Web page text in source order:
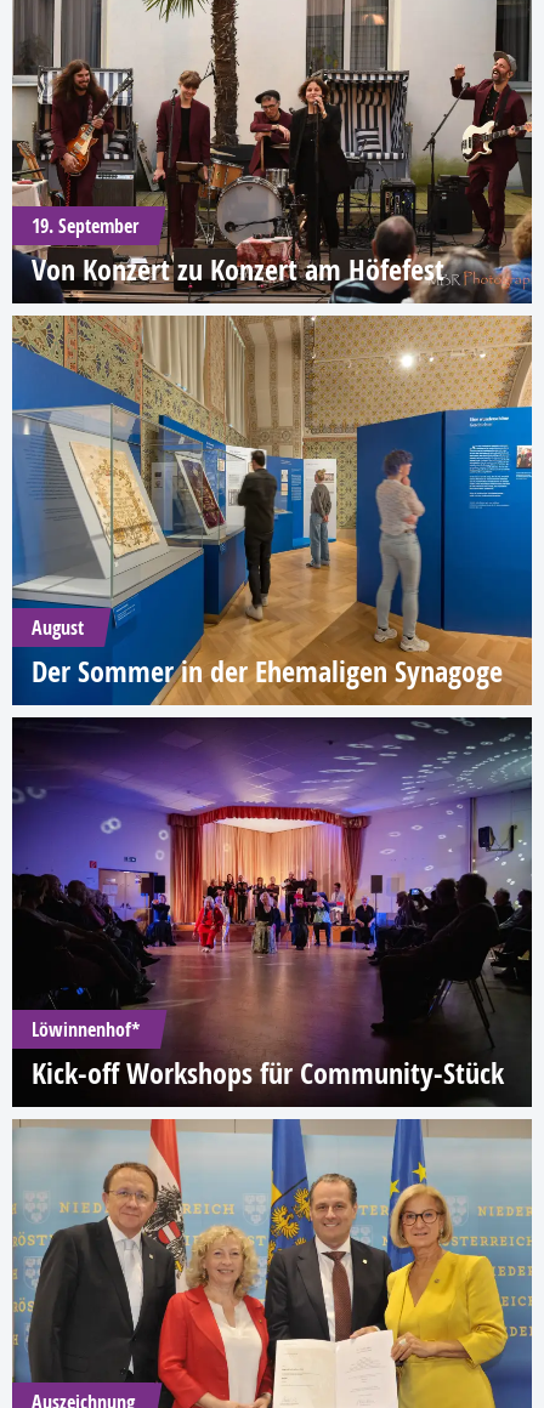
19. September
Von Konzert zu Konzert am Höfefest
August
Der Sommer in der Ehemaligen Synagoge
Löwinnenhof*
Kick-off Workshops für Community-Stück
Auszeichnung